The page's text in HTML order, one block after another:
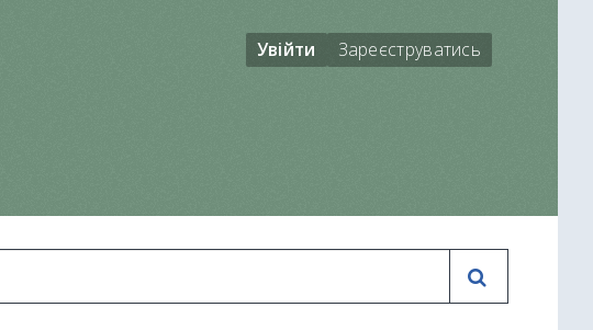
Увійти Зареєструватись